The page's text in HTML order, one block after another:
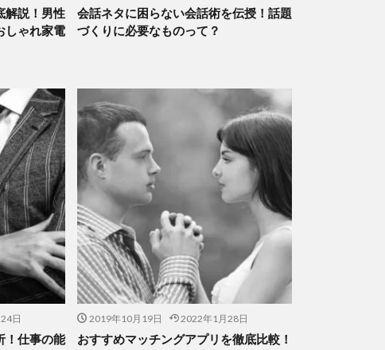
解説！男性
しゃれ家電
会話ネタに困らない会話術を伝授！話題
づくりに必要なものって？
日
！仕事の能
2019年10月19日 2022年1月28日
おすすめマッチングアプリを徹底比較！